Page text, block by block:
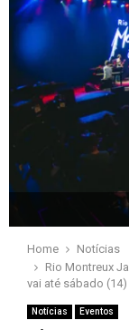
Home
Notícias
Rio Montreux
vai até sábado (14)
Notícias Eventos